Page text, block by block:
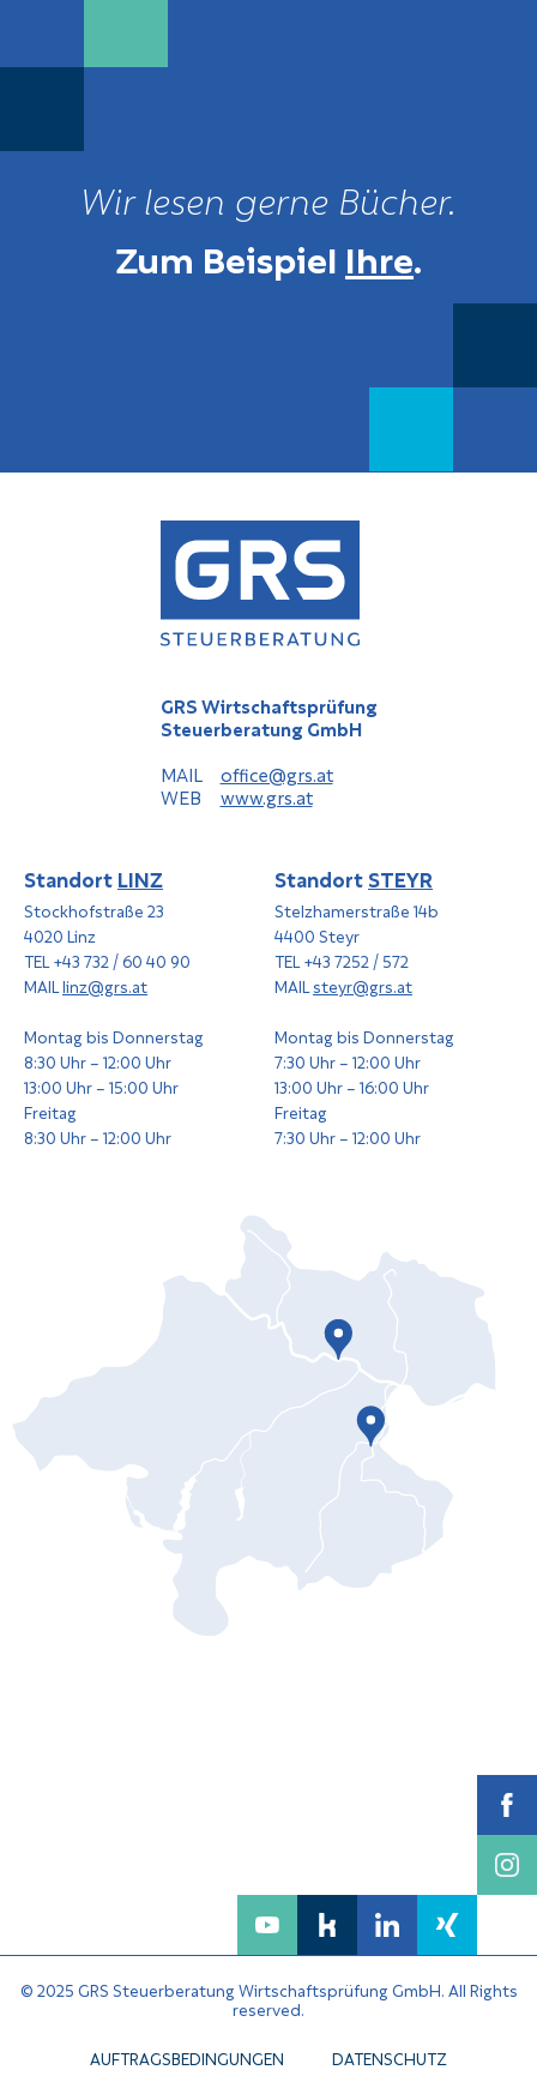
Wir lesen gerne Bücher.
Zum Beispiel Ihre.
GRS Wirtschaftsprüfung
Steuerberatung GmbH
MAIL
office@grs.at
WEB www.grs.at
StandortLINZ
Stockhofstraße 23
4020 Linz
TEL +43 732 / 60 40 90
MAILlinz@grs.at
Montag bis Donnerstag
8:30 Uhr – 12:00 Uhr
13:00 Uhr – 15:00 Uhr
Freitag
8:30 Uhr – 12:00 Uhr
StandortSTEYR
Stelzhamerstraße 14b
4400 Steyr
TEL +43 7252 / 572
MAILsteyr@grs.at
Montag bis Donnerstag
7:30 Uhr – 12:00 Uhr
13:00 Uhr – 16:00 Uhr
Freitag
7:30 Uhr – 12:00 Uhr
© 2025 GRS Steuerberatung Wirtschaftsprüfung GmbH. All Rights
reserved.
AUFTRAGSBEDINGUNGEN
DATENSCHUTZ